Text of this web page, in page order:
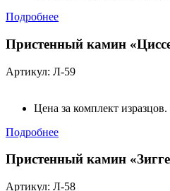
Подробнее
Пристенный камин
Артикул: Л-59
Цена за комплект
Подробнее
Пристенный камин
Артикул: Л-58